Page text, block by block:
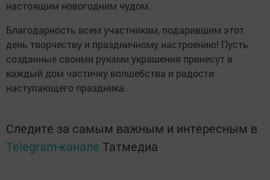
настоящим новогодним чудом.
Благодарность всем участникам, подарившим этот
день творчеству и праздничному настроению! Пусть
созданные своими руками украшения принесут в
каждый дом частичку волшебства и радости
наступающего праздника.
Следите за самым важным и интересным в
Telegram-канале Татмедиа